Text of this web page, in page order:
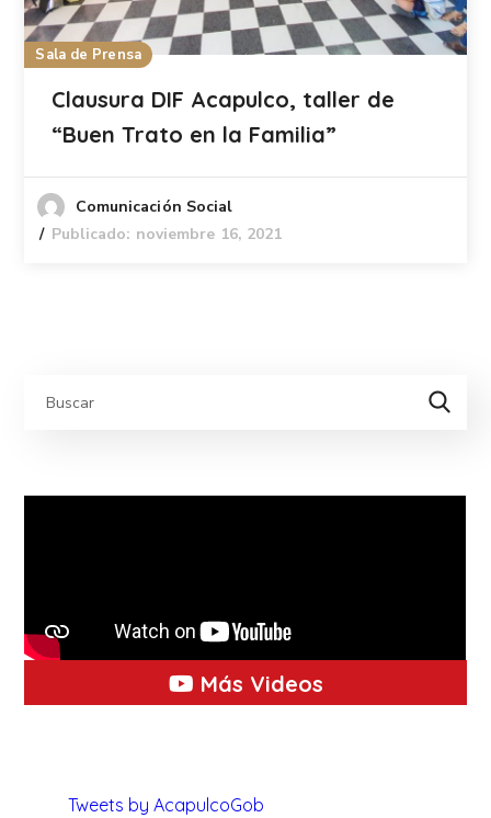
Sala de Prensa
Clausura DIF Acapulco, taller de
“Buen Trato en la Familia”
Comunicación Social
Publicado: noviembre 16, 2021
Más Videos
Tweets by AcapulcoGob